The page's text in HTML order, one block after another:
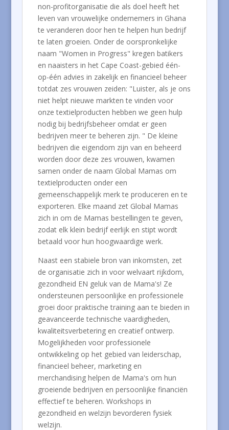
non-profitorganisatie die als doel heeft het
leven van vrouwelijke ondernemers in Ghana
te veranderen door hen te helpen hun bedrijf
te laten groeien. Onder de oorspronkelijke
naam "Women in Progress" kregen batikers
en naaisters in het Cape Coast-gebied één-
op-één advies in zakelijk en financieel beheer
totdat zes vrouwen zeiden: "Luister, als je ons
niet helpt nieuwe markten te vinden voor
onze textielproducten hebben we geen hulp
nodig bij bedrijfsbeheer omdat er geen
bedrijven meer te beheren zijn. " De kleine
bedrijven die eigendom zijn van en beheerd
worden door deze zes vrouwen, kwamen
samen onder de naam Global Mamas om
textielproducten onder een
gemeenschappelijk merk te produceren en te
exporteren. Elke maand zet Global Mamas
zich in om de Mamas bestellingen te geven,
zodat elk klein bedrijf eerlijk en stipt wordt
betaald voor hun hoogwaardige werk.
Naast een stabiele bron van inkomsten, zet
de organisatie zich in voor welvaart rijkdom,
gezondheid EN geluk van de Mama's! Ze
ondersteunen persoonlijke en professionele
groei door praktische training aan te bieden in
geavanceerde technische vaardigheden,
kwaliteitsverbetering en creatief ontwerp.
Mogelijkheden voor professionele
ontwikkeling op het gebied van leiderschap,
financieel beheer, marketing en
merchandising helpen de Mama's om hun
groeiende bedrijven en persoonlijke financiën
effectief te beheren. Workshops in
gezondheid en welzijn bevorderen fysiek
welzijn.